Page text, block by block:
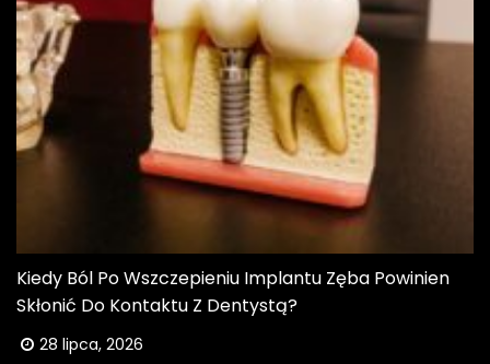
Kiedy Ból Po Wszczepieniu Implantu Zęba Powinien
Skłonić Do Kontaktu Z Dentystą?
28 lipca, 2026